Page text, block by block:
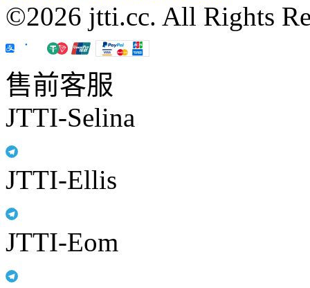
©2026 jtti.cc. All Rights
售前客服
JTTI-Selina
JTTI-Ellis
JTTI-Eom